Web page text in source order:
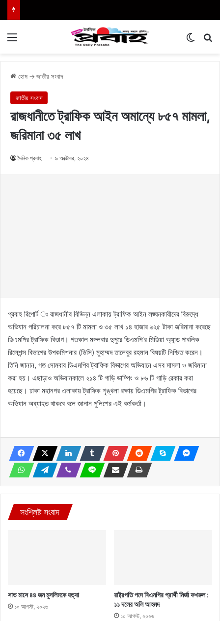
হোম → জাতীয় সংবাদ
জাতীয় সংবাদ
রাজধানীতে ট্রাফিক আইন অমান্যে ৮৫৭ মামলা,
জরিমানা ৩৫ লাখ
দৈনিক প্রবাহ ৯ অক্টোবর, ২০২৪
প্রবাহ রিপোর্ট ঃ রাজধানীর বিভিন্ন এলাকায় ট্রাফিক আইন লঙ্ঘনকারীদের বিরুদ্ধে
অভিযান পরিচালনা করে ৮৫৭ টি মামলা ও ৩৫ লাখ ১৪ হাজার ৬২৫ টাকা জরিমানা করেছে
ডিএমপির ট্রাফিক বিভাগ। গতকাল মঙ্গলবার দুপুরে ডিএমপি’র মিডিয়া অ্যান্ড পাবলিক
রিলেশন্স বিভাগের উপকমিশনার (ডিসি) মুহাম্মদ তালেবুর রহমান বিষয়টি নিশ্চিত করেন।
তিনি জানান, গত সোমবার ডিএমপির ট্রাফিক বিভাগের অভিযানে এসব মামলা ও জরিমানা
করা হয়। এছাড়াও অভিযানকালে ২১৪ টি গাড়ি ডাম্পিং ও ৮৬ টি গাড়ি রেকার করা
হয়েছে। ঢাকা মহানগর এলাকায় ট্রাফিক শৃঙ্খলা রক্ষায় ডিএমপির ট্রাফিক বিভাগের
অভিযান অব্যাহত থাকবে বলে জানান পুলিশের এই কর্মকর্তা।
সংশ্লিষ্ট সংবাদ
সাত মাসে ৪৪ জন মুসলিমকে হত্যা
১০ আগস্ট, ২০২৬
রাষ্ট্রপতি পদে বিএনপির প্রার্থী মির্জা ফখরুল :
১১ দলের অলি আহমদ
১০ আগস্ট, ২০২৬